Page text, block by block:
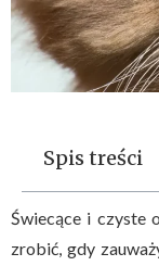
Spis treści
Świecące i czyste
zrobić, gdy